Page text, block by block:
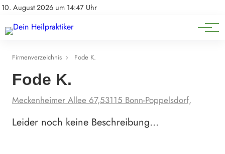
10. August 2026 um 14:47 Uhr
Impressum
Natürliche Medizin
Heilpflanzen & Kräuterkunde
Firmenverzeichnis › Fode K.
Fode K.
Meckenheimer Allee 67,53115 Bonn-Poppelsdorf,
Leider noch keine Beschreibung…